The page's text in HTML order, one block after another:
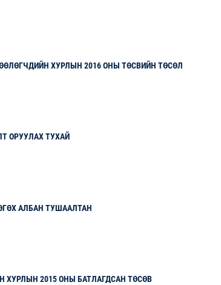
ХУРЛЫН 2016 ОНЫ ТӨСВИЙН ТӨСӨЛ
ОРУУЛАХ ТУХАЙ
АЛБАН ТУШААЛТАН
ХУРЛЫН 2015 ОНЫ БАТЛАГДСАН ТӨСӨВ